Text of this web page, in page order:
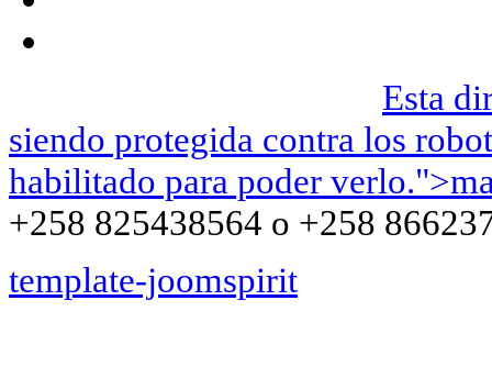
Esta
siendo protegida contra los
habilitado para poder verlo.">
+258 825438564 o +258
template-joomspirit